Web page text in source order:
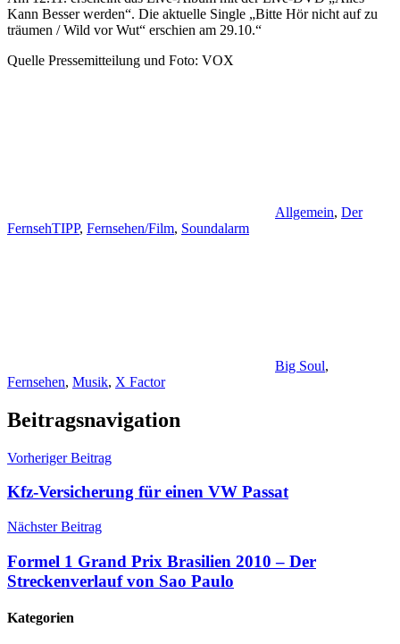
Kann Besser werden“. Die aktuelle Single „Bitte Hör nicht auf zu
träumen / Wild vor Wut“ erschien am 29.10.“
Quelle Pressemitteilung und Foto: VOX
Allgemein, Der
FernsehTIPP, Fernsehen/Film, Soundalarm
Big Soul,
Fernsehen, Musik, X Factor
Beitragsnavigation
Vorheriger Beitrag
Kfz-Versicherung für einen VW Passat
Nächster Beitrag
Formel 1 Grand Prix Brasilien 2010 – Der
Streckenverlauf von Sao Paulo
Kategorien